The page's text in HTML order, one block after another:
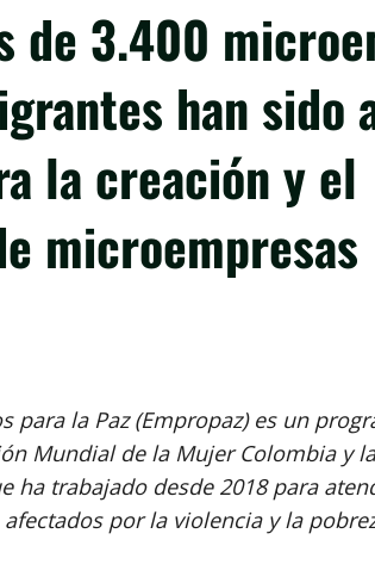
de 3.400
han sido
la creación y el
microempresas
para la Paz (Empropaz) es un
Mundial de la Mujer Colombia y
ha trabajado desde 2018 para
por la violencia y la